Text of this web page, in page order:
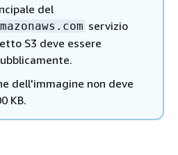
del
servizio
S3 deve essere
dell'immagine non deve
KB.